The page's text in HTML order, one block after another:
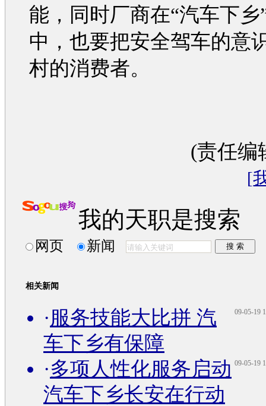
能，同时厂商在“汽车下乡
中，也要把安全驾车的意
村的消费者。
(责任编
[
我的天职是搜索
网页 新闻
相关新闻
09-05-19
·服务技能大比拼 汽
车下乡有保障
09-05-19
·多项人性化服务启动
汽车下乡长安在行动